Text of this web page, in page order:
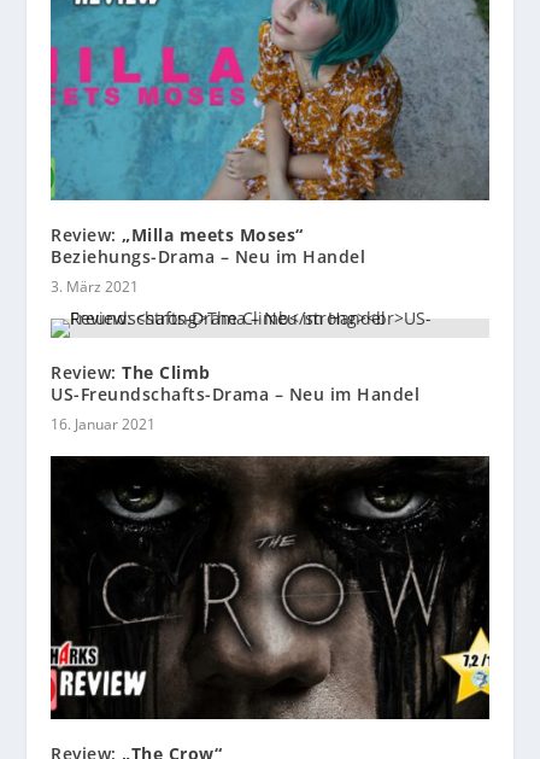
Review:„Milla meets Moses“
Beziehungs-Drama – Neu im Handel
3. März 2021
Review:The Climb
US-Freundschafts-Drama – Neu im Handel
16. Januar 2021
Review: „The Crow“